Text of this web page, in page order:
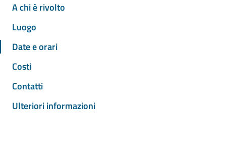
A chi è rivolto
Luogo
Date e orari
Costi
Contatti
Ulteriori informazioni